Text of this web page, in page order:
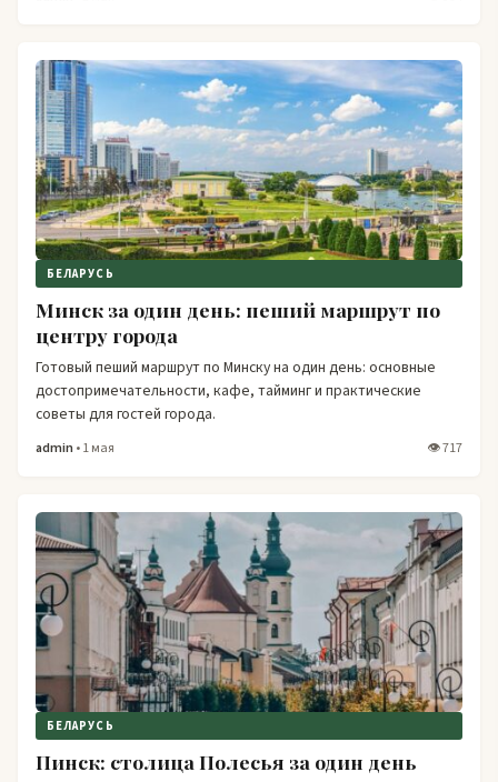
БЕЛАРУСЬ
Минск за один день: пеший маршрут по
центру города
Готовый пеший маршрут по Минску на один день: основные
достопримечательности, кафе, тайминг и практические
советы для гостей города.
admin • 1 мая 👁 717
БЕЛАРУСЬ
Пинск: столица Полесья за один день